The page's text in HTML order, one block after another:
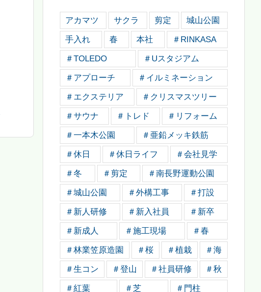
アカマツ サクラ 剪定 城山公園
手入れ 春 本社 ＃RINKASA
＃TOLEDO ＃Uスタジアム
＃アプローチ ＃イルミネーション
＃エクステリア ＃クリスマスツリー
＃サウナ ＃トレド ＃リフォーム
＃一本木公園 ＃亜鉛メッキ鉄筋
＃休日 ＃休日ライフ ＃会社見学
＃冬 ＃剪定 ＃南長野運動公園
＃城山公園 ＃外構工事 ＃打設
＃新人研修 ＃新入社員 ＃新卒
＃新成人 ＃施工現場 ＃春
＃林業笠原造園 ＃桜 ＃植栽 ＃海
＃生コン ＃登山 ＃社員研修 ＃秋
＃紅葉 ＃芝 ＃門柱